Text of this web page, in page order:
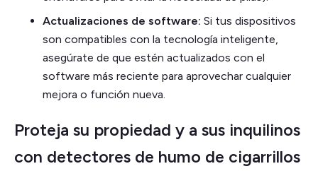
Actualizaciones de software: Si tus dispositivos
son compatibles con la tecnología inteligente,
asegúrate de que estén actualizados con el
software más reciente para aprovechar cualquier
mejora o función nueva.
Proteja su propiedad y a sus inquilinos
con detectores de humo de cigarrillos